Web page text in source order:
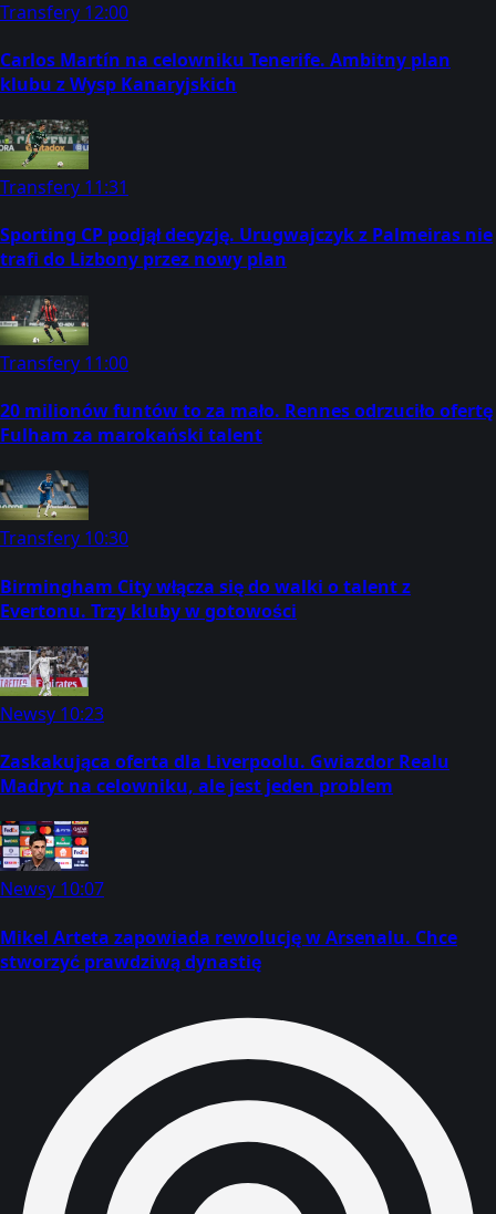
Transfery 12:00
Carlos Martín na celowniku Tenerife. Ambitny plan
klubu z Wysp Kanaryjskich
Transfery 11:31
Sporting CP podjął decyzję. Urugwajczyk z Palmeiras nie
trafi do Lizbony przez nowy plan
Transfery 11:00
20 milionów funtów to za mało. Rennes odrzuciło ofertę
Fulham za marokański talent
Transfery 10:30
Birmingham City włącza się do walki o talent z
Evertonu. Trzy kluby w gotowości
Newsy 10:23
Zaskakująca oferta dla Liverpoolu. Gwiazdor Realu
Madryt na celowniku, ale jest jeden problem
Newsy 10:07
Mikel Arteta zapowiada rewolucję w Arsenalu. Chce
stworzyć prawdziwą dynastię